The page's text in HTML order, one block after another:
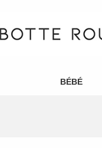
BÉBÉ